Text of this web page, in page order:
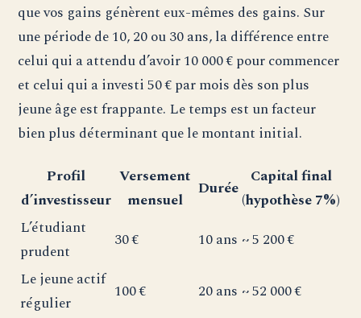
que vos gains génèrent eux-mêmes des gains. Sur
une période de 10, 20 ou 30 ans, la différence entre
celui qui a attendu d’avoir 10 000 € pour commencer
et celui qui a investi 50 € par mois dès son plus
jeune âge est frappante. Le temps est un facteur
bien plus déterminant que le montant initial.
Profil
d’investisseur
Versement
mensuel
Durée
Capital final
(hypothèse 7%)
L’étudiant
prudent
30 € 10 ans ~ 5 200 €
Le jeune actif
régulier
100 € 20 ans ~ 52 000 €